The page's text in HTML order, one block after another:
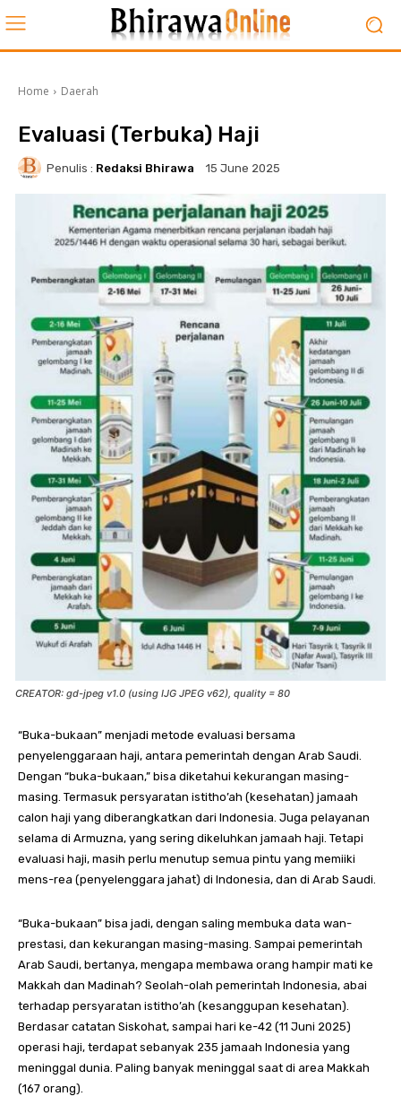
Home Daerah
Evaluasi (Terbuka) Haji
Penulis : Redaksi Bhirawa 15 June 2025
CREATOR: gd-jpeg v1.0 (using IJG JPEG v62), quality = 80
“Buka-bukaan” menjadi metode evaluasi bersama
penyelenggaraan haji, antara pemerintah dengan Arab Saudi.
Dengan “buka-bukaan,” bisa diketahui kekurangan masing-
masing. Termasuk persyaratan istitho’ah (kesehatan) jamaah
calon haji yang diberangkatkan dari Indonesia. Juga pelayanan
selama di Armuzna, yang sering dikeluhkan jamaah haji. Tetapi
evaluasi haji, masih perlu menutup semua pintu yang memiiki
mens-rea (penyelenggara jahat) di Indonesia, dan di Arab Saudi.
“Buka-bukaan” bisa jadi, dengan saling membuka data wan-
prestasi, dan kekurangan masing-masing. Sampai pemerintah
Arab Saudi, bertanya, mengapa membawa orang hampir mati ke
Makkah dan Madinah? Seolah-olah pemerintah Indonesia, abai
terhadap persyaratan istitho’ah (kesanggupan kesehatan).
Berdasar catatan Siskohat, sampai hari ke-42 (11 Juni 2025)
operasi haji, terdapat sebanyak 235 jamaah Indonesia yang
meninggal dunia. Paling banyak meninggal saat di area Makkah
(167 orang).